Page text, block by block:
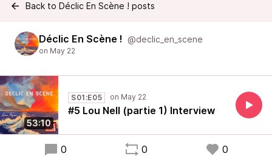
Back to Déclic En Scène ! posts
Déclic En Scène ! @declic_en_scene
53:10
S01:E05
#5 Lou Nell (partie 1) Interview
0 0 0